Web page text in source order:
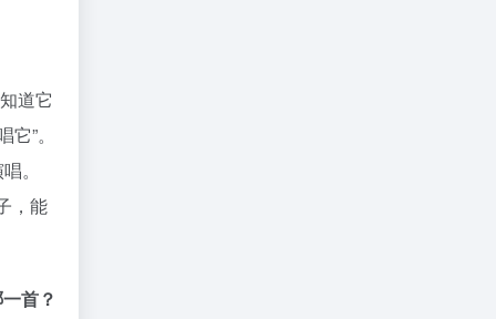
道它
”。
。
，能
首？